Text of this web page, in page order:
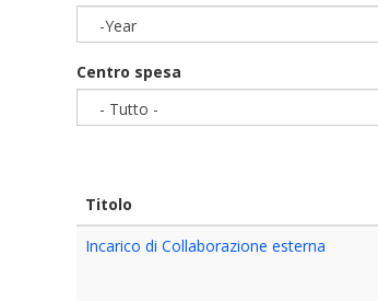
-Year
Centro spesa
- Tutto -
Titolo
Incarico di Collaborazione esterna